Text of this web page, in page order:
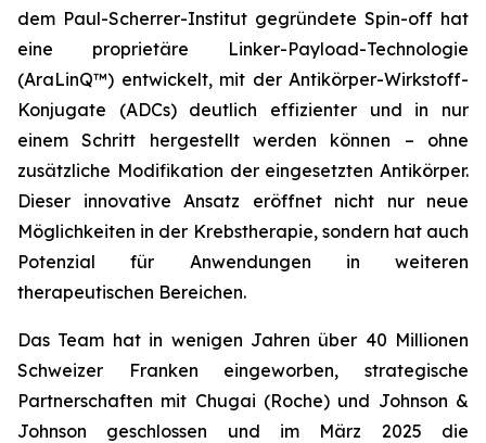
dem Paul-Scherrer-Institut gegründete Spin-off hat
eine proprietäre Linker-Payload-Technologie
(AraLinQ™) entwickelt, mit der Antikörper-Wirkstoff-
Konjugate (ADCs) deutlich effizienter und in nur
einem Schritt hergestellt werden können – ohne
zusätzliche Modifikation der eingesetzten Antikörper.
Dieser innovative Ansatz eröffnet nicht nur neue
Möglichkeiten in der Krebstherapie, sondern hat auch
Potenzial für Anwendungen in weiteren
therapeutischen Bereichen.
Das Team hat in wenigen Jahren über 40 Millionen
Schweizer Franken eingeworben, strategische
Partnerschaften mit Chugai (Roche) und Johnson &
Johnson geschlossen und im März 2025 die